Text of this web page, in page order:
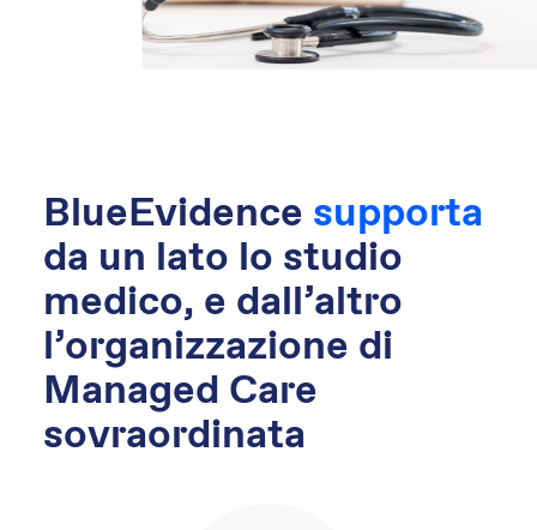
BlueEvidence supporta
da un lato lo studio
medico, e dall’altro
l’organizzazione di
Managed Care
sovraordinata